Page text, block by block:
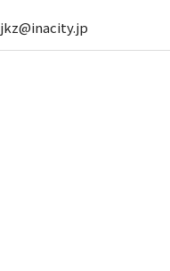
jkz@inacity.jp